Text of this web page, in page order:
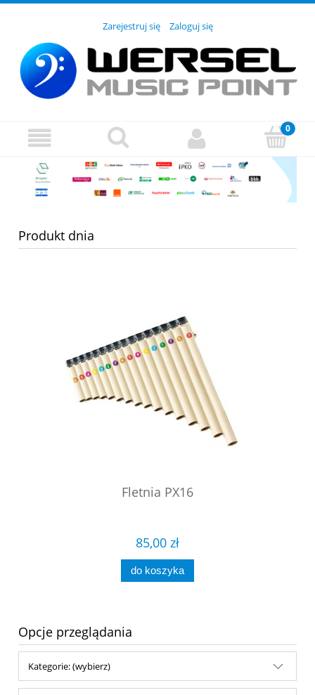
Zarejestruj się Zaloguj się
Produkt dnia
Fletnia PX16
85,00 zł
do koszyka
Opcje przeglądania
Kategorie: (wybierz)